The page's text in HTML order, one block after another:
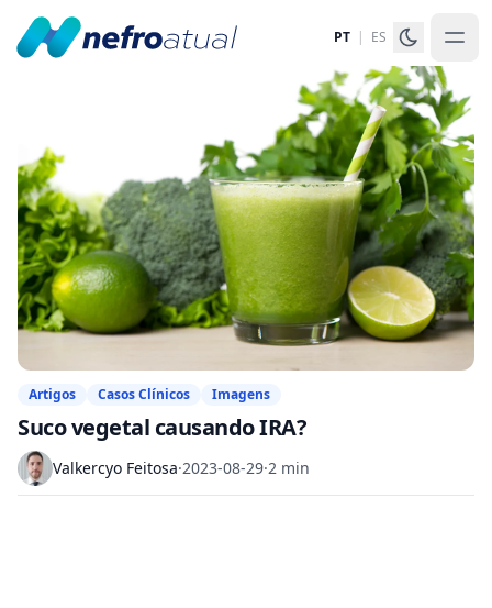
PT | ES
Artigos Casos Clínicos Imagens
Suco vegetal causando IRA?
Valkercyo Feitosa·2023-08-29·2 min